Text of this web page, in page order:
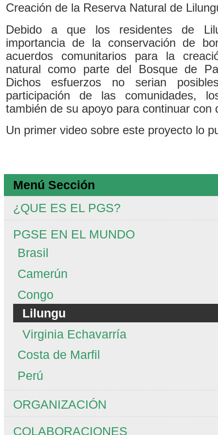
Creación de la Reserva Natural de
Debido a que los residentes de
importancia de la conservación de
acuerdos comunitarios para la
natural como parte del Bosque de
Dichos esfuerzos no serian
participación de las comunidades,
también de su apoyo para continuar con
Un primer video sobre este proyecto lo
Menú Sección
¿QUE ES EL PGS?
PGSE EN EL MUNDO
Brasil
Camerún
Congo
Lilungu
Virginia Echavarría
Costa de Marfil
Perú
ORGANIZACIÓN
COLABORACIONES